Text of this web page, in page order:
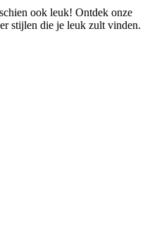
ook leuk! Ontdek onze
stijlen die je leuk zult vinden.